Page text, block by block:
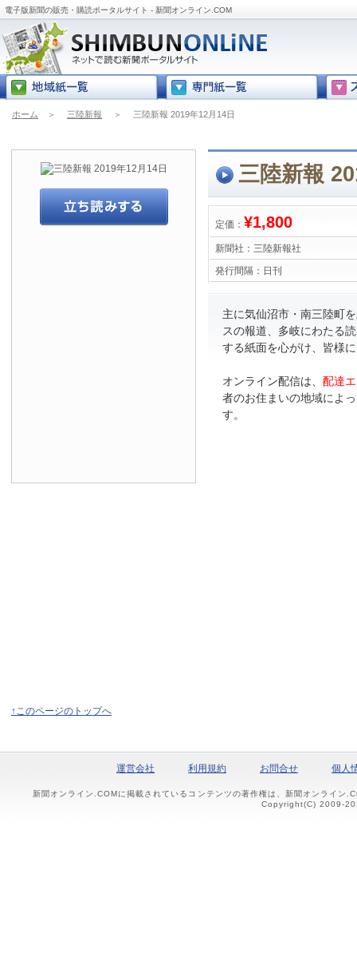
電子版新聞の販売・購読ポータルサイト - 新聞オンライン.COM
ホーム ＞ 三陸新報 ＞ 三陸新報 2019年12月14日
三陸新報
定価： ¥1,800
新聞社： 三陸新報社
発行間隔： 日刊
主に気仙沼市・南三陸町
スの報道、多岐にわたる
する紙面を心がけ、皆様
オンライン配信は、 配達
者のお住まいの地域によ
す。
↑このページのトップへ
運営会社 利用規約 お問合せ 個人
新聞オンライン.COMに掲載されているコンテンツの著作権は、新聞オンライン
Copyright(C) 2009-